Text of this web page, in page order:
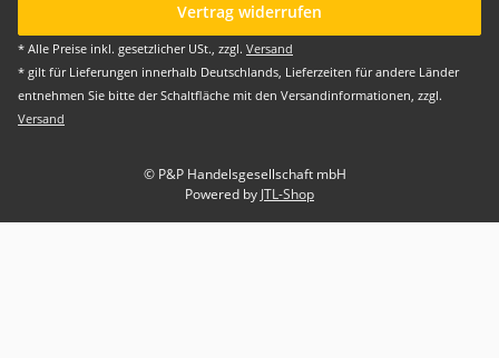
Vertrag widerrufen
* Alle Preise inkl. gesetzlicher USt., zzgl. Versand
* gilt für Lieferungen innerhalb Deutschlands, Lieferzeiten für andere Länder
entnehmen Sie bitte der Schaltfläche mit den Versandinformationen, zzgl.
Versand
© P&P Handelsgesellschaft mbH
Powered by JTL-Shop